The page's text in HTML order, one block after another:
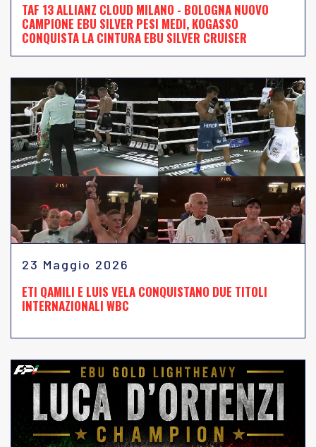
TAF 13 ALLIANZ CLOUD MILANO - BOLOGNA NUOVO
CAMPIONE EBU SILVER PESI MEDI, KOGASSO
CONQUISTA LA CINTURA EBU SILVER CRUISER
23 Maggio 2026
ETI QAMILI E LUIS VELA CONQUISTANO DUE TITOLI
INTERNAZIONALI WBC